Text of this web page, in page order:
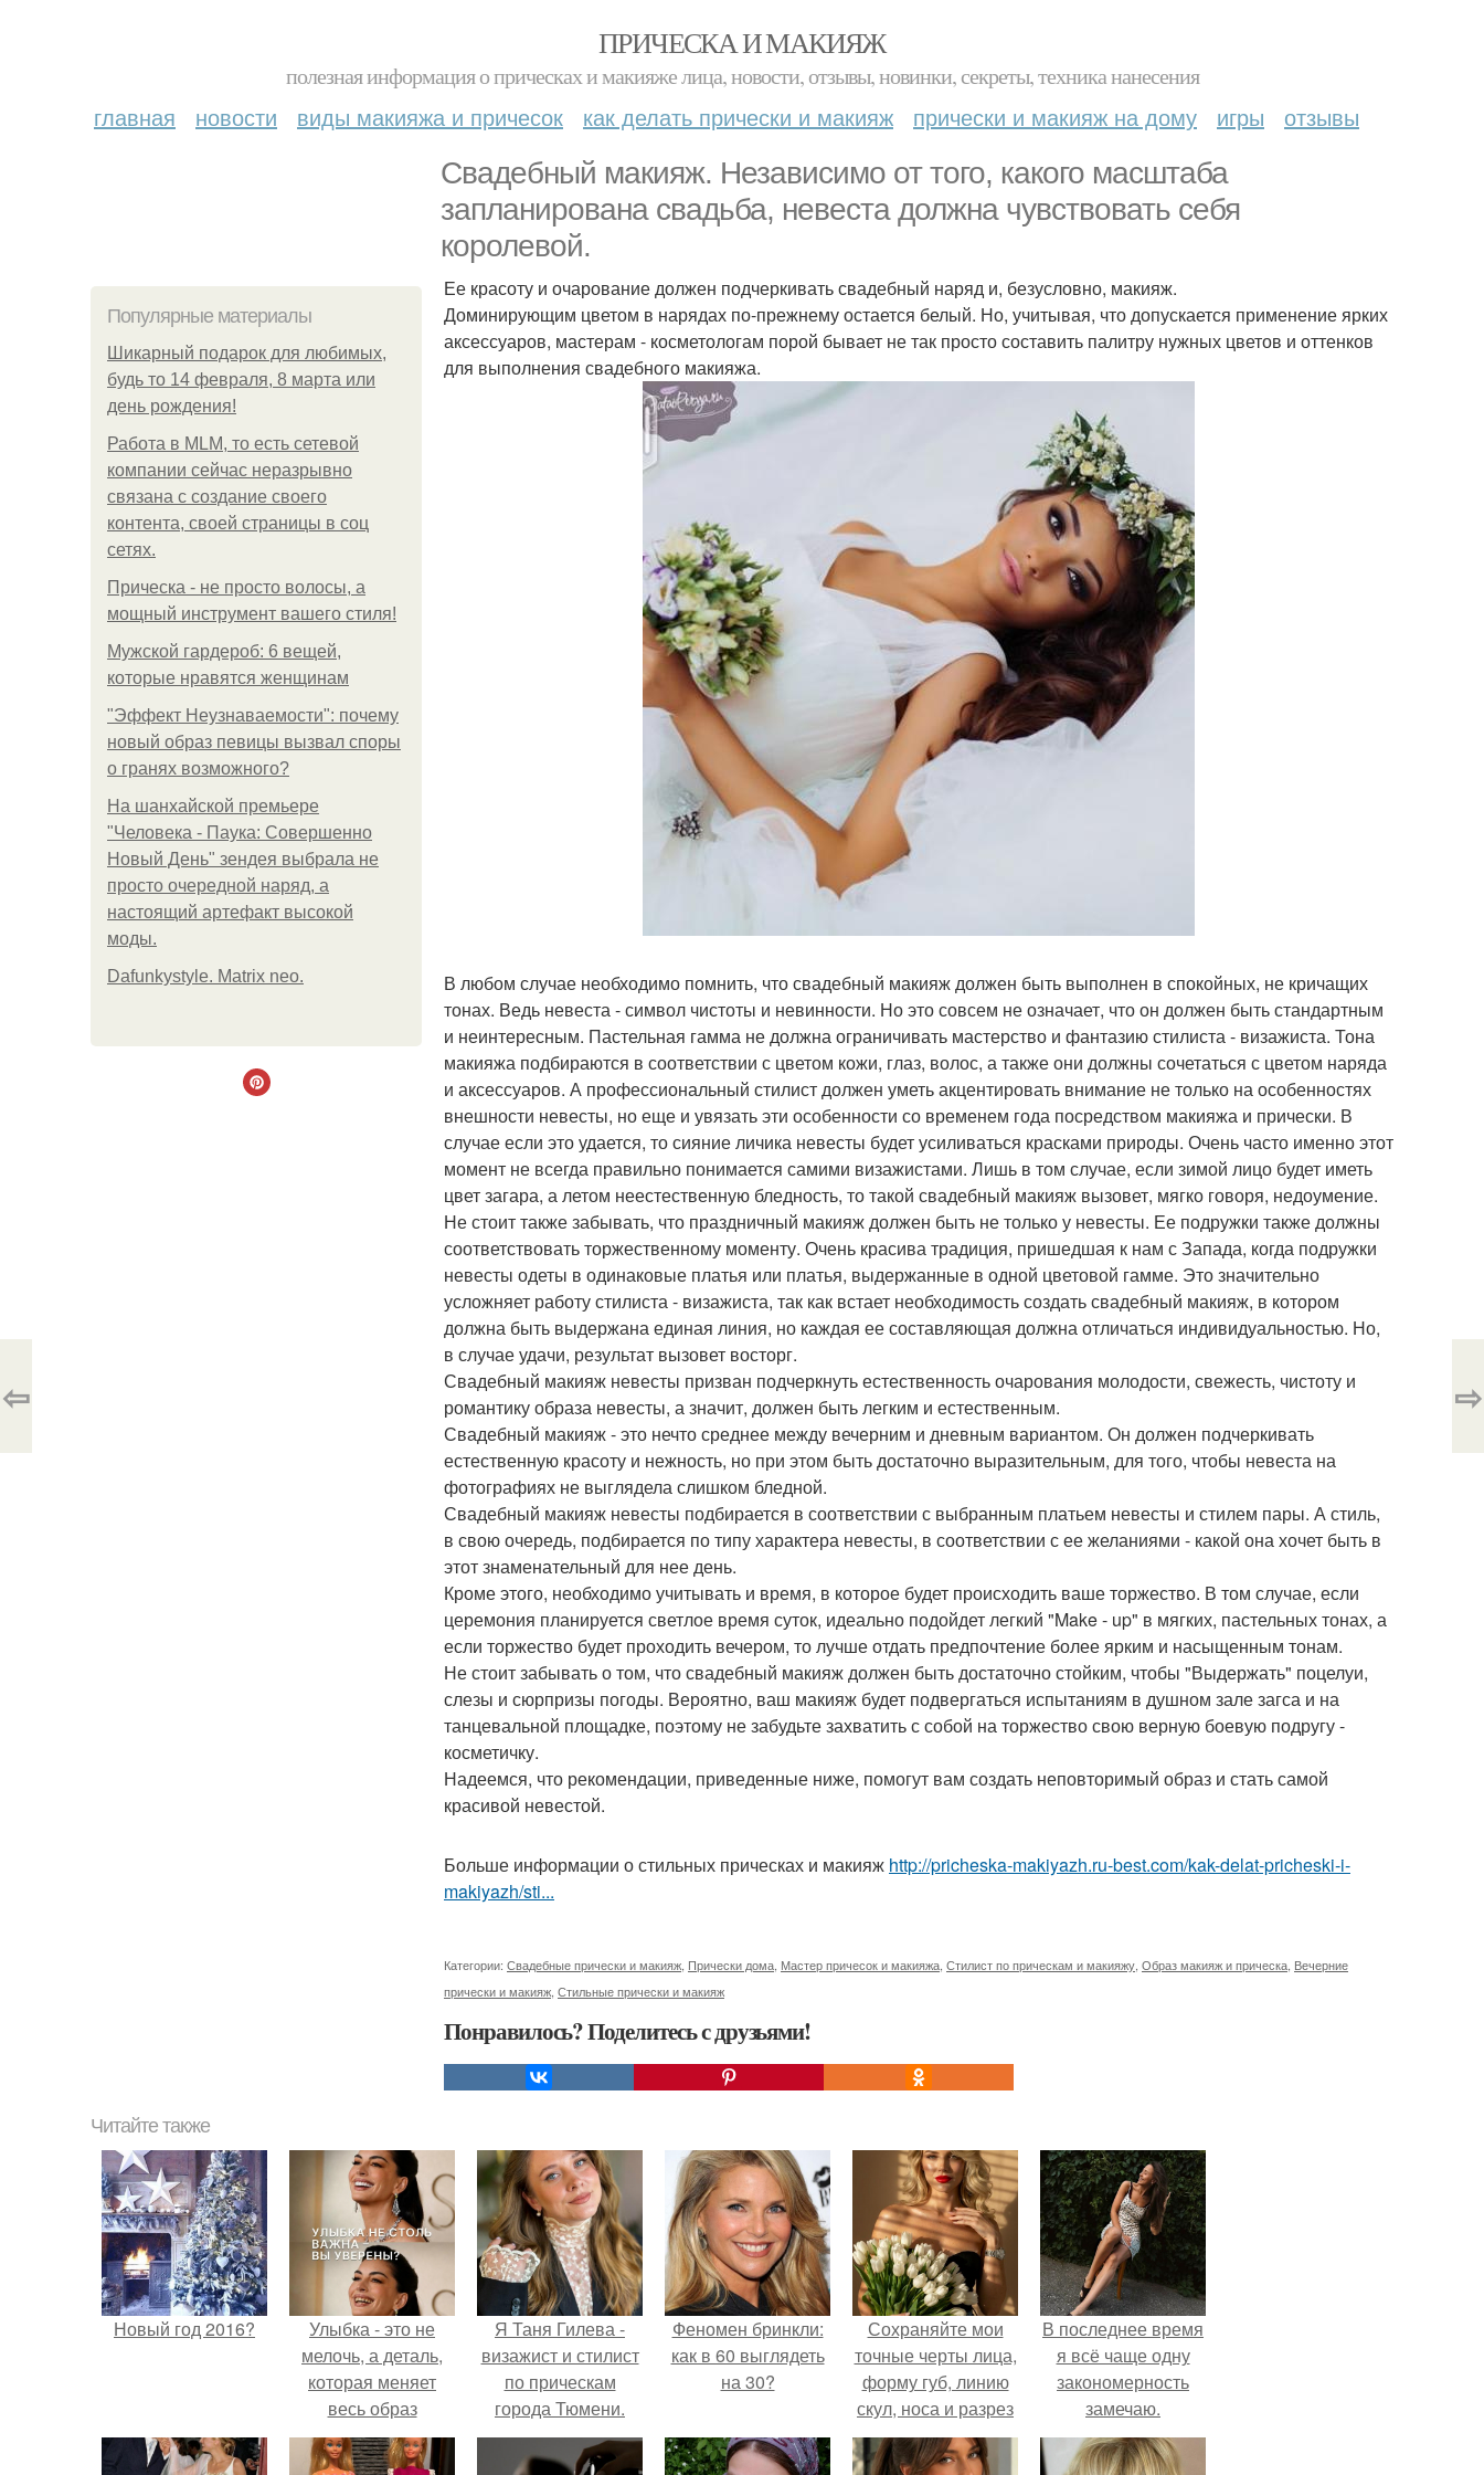
ПРИЧЕСКА И МАКИЯЖ
полезная информация о прическах и макияже лица, новости, отзывы, новинки, секреты, техника нанесения
главная новости виды макияжа и причесок как делать прически и макияж прически и макияж на дому игры отзывы
Свадебный макияж. Независимо от того, какого масштаба
запланирована свадьба, невеста должна чувствовать себя
королевой.
Популярные материалы
Шикарный подарок для любимых,
будь то 14 февраля, 8 марта или
день рождения!
Работа в MLM, то есть сетевой
компании сейчас неразрывно
связана с создание своего
контента, своей страницы в соц
сетях.
Прическа - не просто волосы, а
мощный инструмент вашего стиля!
Мужской гардероб: 6 вещей,
которые нравятся женщинам
"Эффект Неузнаваемости": почему
новый образ певицы вызвал споры
о гранях возможного?
На шанхайской премьере
"Человека - Паука: Совершенно
Новый День" зендея выбрала не
просто очередной наряд, а
настоящий артефакт высокой
моды.
Dafunkystyle. Matrix neo.
Ее красоту и очарование должен подчеркивать свадебный наряд и, безусловно, макияж.
Доминирующим цветом в нарядах по-прежнему остается белый. Но, учитывая, что допускается применение ярких
аксессуаров, мастерам - косметологам порой бывает не так просто составить палитру нужных цветов и оттенков
для выполнения свадебного макияжа.
В любом случае необходимо помнить, что свадебный макияж должен быть выполнен в спокойных, не кричащих
тонах. Ведь невеста - символ чистоты и невинности. Но это совсем не означает, что он должен быть стандартным
и неинтересным. Пастельная гамма не должна ограничивать мастерство и фантазию стилиста - визажиста. Тона
макияжа подбираются в соответствии с цветом кожи, глаз, волос, а также они должны сочетаться с цветом наряда
и аксессуаров. А профессиональный стилист должен уметь акцентировать внимание не только на особенностях
внешности невесты, но еще и увязать эти особенности со временем года посредством макияжа и прически. В
случае если это удается, то сияние личика невесты будет усиливаться красками природы. Очень часто именно этот
момент не всегда правильно понимается самими визажистами. Лишь в том случае, если зимой лицо будет иметь
цвет загара, а летом неестественную бледность, то такой свадебный макияж вызовет, мягко говоря, недоумение.
Не стоит также забывать, что праздничный макияж должен быть не только у невесты. Ее подружки также должны
соответствовать торжественному моменту. Очень красива традиция, пришедшая к нам с Запада, когда подружки
невесты одеты в одинаковые платья или платья, выдержанные в одной цветовой гамме. Это значительно
усложняет работу стилиста - визажиста, так как встает необходимость создать свадебный макияж, в котором
должна быть выдержана единая линия, но каждая ее составляющая должна отличаться индивидуальностью. Но,
в случае удачи, результат вызовет восторг.
Свадебный макияж невесты призван подчеркнуть естественность очарования молодости, свежесть, чистоту и
романтику образа невесты, а значит, должен быть легким и естественным.
Свадебный макияж - это нечто среднее между вечерним и дневным вариантом. Он должен подчеркивать
естественную красоту и нежность, но при этом быть достаточно выразительным, для того, чтобы невеста на
фотографиях не выглядела слишком бледной.
Свадебный макияж невесты подбирается в соответствии с выбранным платьем невесты и стилем пары. А стиль,
в свою очередь, подбирается по типу характера невесты, в соответствии с ее желаниями - какой она хочет быть в
этот знаменательный для нее день.
Кроме этого, необходимо учитывать и время, в которое будет происходить ваше торжество. В том случае, если
церемония планируется светлое время суток, идеально подойдет легкий "Make - up" в мягких, пастельных тонах, а
если торжество будет проходить вечером, то лучше отдать предпочтение более ярким и насыщенным тонам.
Не стоит забывать о том, что свадебный макияж должен быть достаточно стойким, чтобы "Выдержать" поцелуи,
слезы и сюрпризы погоды. Вероятно, ваш макияж будет подвергаться испытаниям в душном зале загса и на
танцевальной площадке, поэтому не забудьте захватить с собой на торжество свою верную боевую подругу -
косметичку.
Надеемся, что рекомендации, приведенные ниже, помогут вам создать неповторимый образ и стать самой
красивой невестой.
Больше информации о стильных прическах и макияж http://pricheska-makiyazh.ru-best.com/kak-delat-pricheski-i-
makiyazh/sti...
Категории: Свадебные прически и макияж Прически дома Мастер причесок и макияжа Стилист по прическам и макияжу Образ макияж и прическа Вечерние
прически и макияж Стильные прически и макияж
Понравилось? Поделитесь с друзьями!
⇦ ⇨
Читайте также
Новый год 2016?
Улыбка - это не
мелочь, а деталь,
которая меняет
весь образ
человека.
Я Таня Гилева -
визажист и стилист
по прическам
города Тюмени.
Феномен бринкли:
как в 60 выглядеть
на 30?
Сохраняйте мои
точные черты лица,
форму губ, линию
скул, носа и разрез
глаз.
В последнее время
я всё чаще одну
закономерность
замечаю.